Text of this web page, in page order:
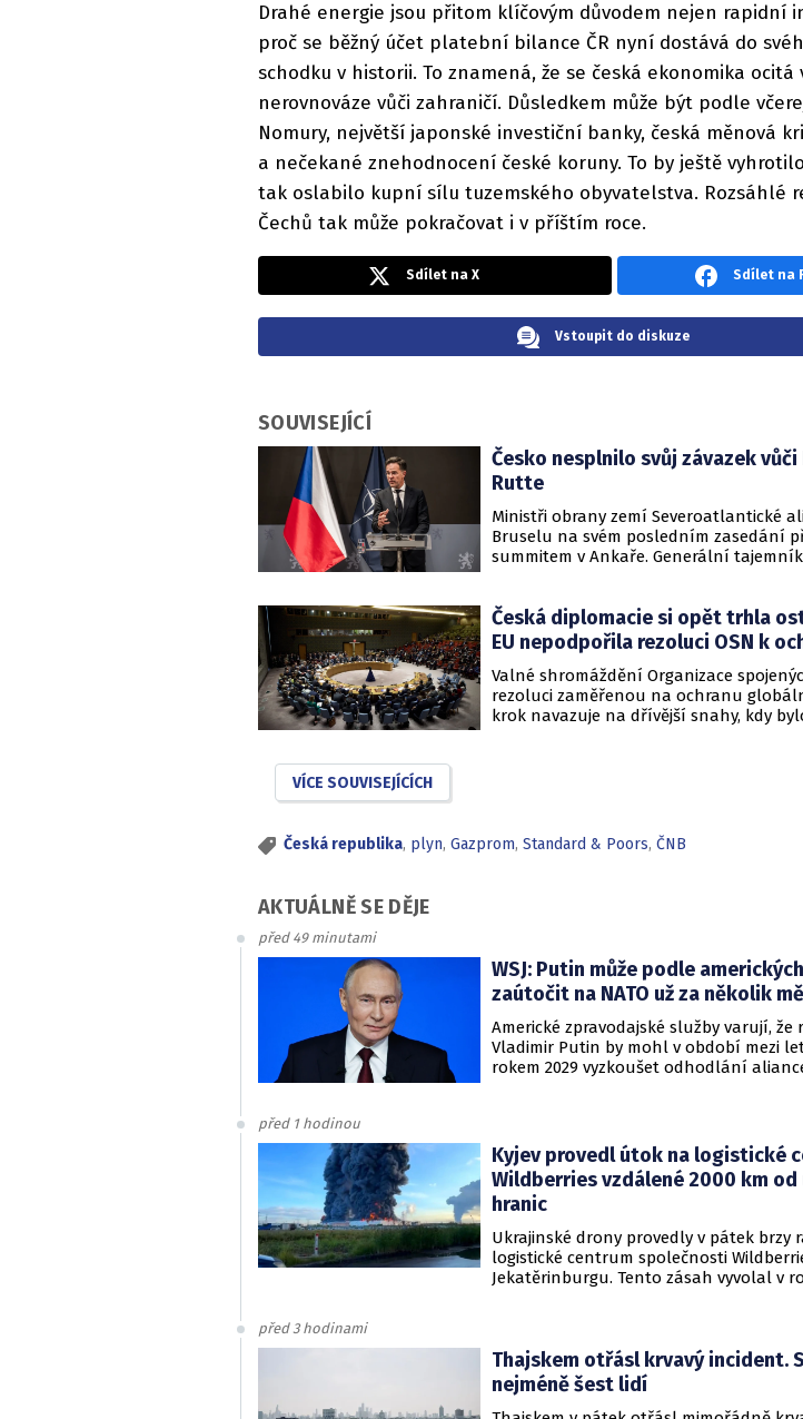
Drahé energie jsou přitom klíčovým důvodem nejen rapidní
proč se běžný účet platební bilance ČR nyní dostává do
schodku v historii. To znamená, že se česká ekonomika ocitá
nerovnováze vůči zahraničí. Důsledkem může být podle
Nomury, největší japonské investiční banky, česká měnová
a nečekané znehodnocení české koruny. To by ještě
tak oslabilo kupní sílu tuzemského obyvatelstva. Rozsáhlé
Čechů tak může pokračovat i v příštím roce.
Sdílet na X Sdílet na
Vstoupit do diskuze
SOUVISEJÍCÍ
Česko nesplnilo svůj závazek vůči
Rutte
Ministři obrany zemí Severoatlantické
Bruselu na svém posledním zasedání
summitem v Ankaře. Generální
Následovat bude zasedání
kompletním složení třiceti dvou států,
závěrečné přípravy summitu.
jednání kontaktní skupiny pro obranu
společně předsedají Velká Británie a
Česká diplomacie si opět trhla
EU nepodpořila rezoluci OSN k
Valné shromáždění Organizace
rezoluci zaměřenou na ochranu
krok navazuje na dřívější snahy, kdy
VÍCE SOUVISEJÍCÍCH
Česká republika, plyn, Gazprom, Standard & Poors, ČNB
AKTUÁLNĚ SE DĚJE
před 49 minutami
WSJ: Putin může podle
zaútočit na NATO už za několik
Americké zpravodajské služby varují, že
Vladimir Putin by mohl v období mezi
rokem 2029 vyzkoušet odhodlání
přicházejí v době, kdy Moskva čelí
situaci na ukrajinské frontě. Masivní
drony způsobují ruskému zázemí, totiž
kouta.
před 1 hodinou
Kyjev provedl útok na logistické
Wildberries vzdálené 2000 km od
hranic
Ukrajinské drony provedly v pátek brzy
logistické centrum společnosti
Jekatěrinburgu. Tento zásah vyvolal v
RWB, který řídí veškeré logistické
před 3 hodinami
Thajskem otřásl krvavý incident.
nejméně šest lidí